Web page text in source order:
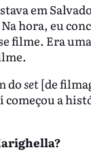
em
hora, eu
filme. Era
doset[de
começou a